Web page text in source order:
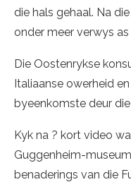
die hals gehaal. Na
onder meer verwys as
Die Oostenrykse
Italiaanse owerheid
byeenkomste deur
Kyk na ? kort video
Guggenheim-
benaderings van die